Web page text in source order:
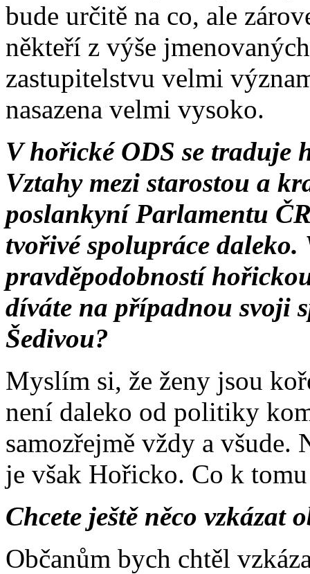
bude určitě na co, ale
někteří z výše
zastupitelstvu velmi
nasazena velmi vysoko.
V hořické ODS se traduje
Vztahy mezi starostou a
poslankyní Parlamentu
tvořivé spolupráce daleko.
pravděpodobností
díváte na případnou svoji
Šedivou?
Myslím si, že ženy jsou
není daleko od politiky
samozřejmě vždy a všude.
je však Hořicko. Co k
Chcete ještě něco vzkázat
Občanům bych chtěl